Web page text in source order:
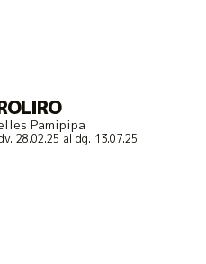
Pamipipa
28.02.25 al dg. 13.07.25